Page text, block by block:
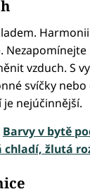
vzduch. S
svíčky nebo
nejúčinnější.
Barvy v bytě
chladí, žlutá